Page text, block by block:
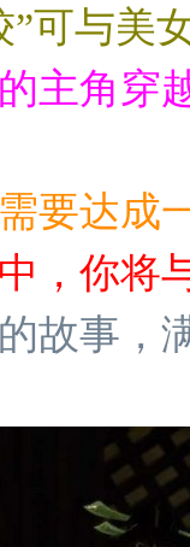
”可与美
主角穿
要达成
，你将
故事，